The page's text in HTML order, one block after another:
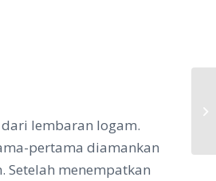
lembaran logam.
pertama diamankan
menempatkan